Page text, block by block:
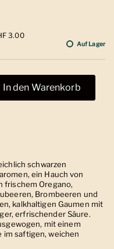
3.00
Auf Lager
In den Warenkorb
schwarzen
ein Hauch von
frischem Oregano,
Brombeeren und
kalkhaltigen Gaumen mit
erfrischender Säure.
mit einem
im saftigen, weichen